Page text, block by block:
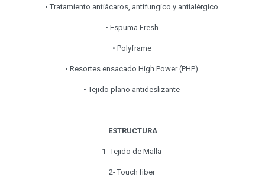
• Tratamiento antiácaros, antifungico y antialérgico
• Espuma Fresh
• Polyframe
• Resortes ensacado High Power (PHP)
• Tejido plano antideslizante
ESTRUCTURA
1- Tejido de Malla
2- Touch fiber